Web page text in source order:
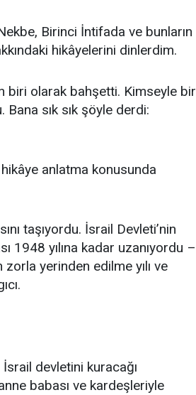
Birinci İntifada ve bunların
hikâyelerini dinlerdim.
biri olarak bahşetti. Kimseyle bir
sık sık şöyle derdi:
anlatma konusunda
taşıyordu. İsrail Devleti’nin
1948 yılına kadar uzanıyordu –
zorla yerinden edilme yılı ve
devletini kuracağı
babası ve kardeşleriyle